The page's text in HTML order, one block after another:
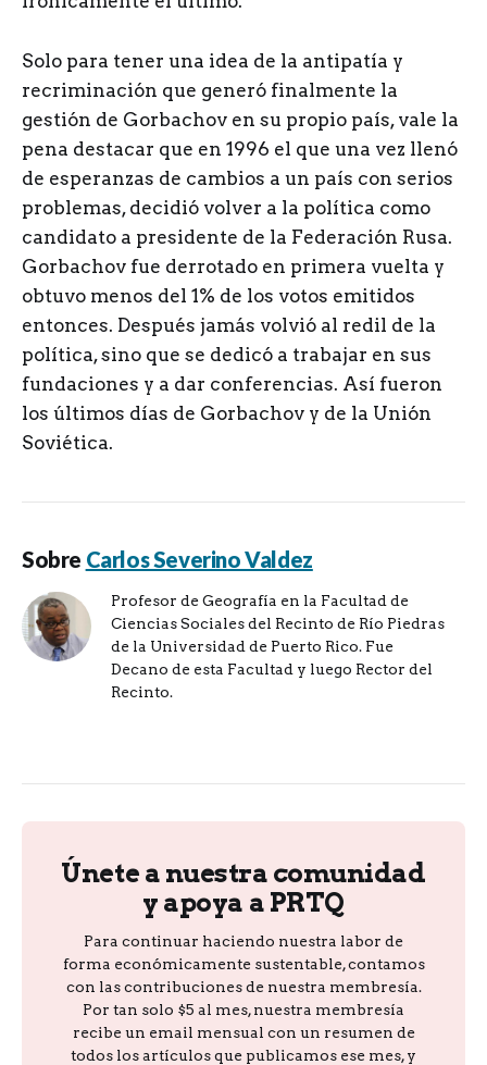
Solo para tener una idea de la antipatía y
recriminación que generó finalmente la
gestión de Gorbachov en su propio país, vale la
pena destacar que en 1996 el que una vez llenó
de esperanzas de cambios a un país con serios
problemas, decidió volver a la política como
candidato a presidente de la Federación Rusa.
Gorbachov fue derrotado en primera vuelta y
obtuvo menos del 1% de los votos emitidos
entonces. Después jamás volvió al redil de la
política, sino que se dedicó a trabajar en sus
fundaciones y a dar conferencias. Así fueron
los últimos días de Gorbachov y de la Unión
Soviética.
Sobre Carlos Severino Valdez
Profesor de Geografía en la Facultad de
Ciencias Sociales del Recinto de Río Piedras
de la Universidad de Puerto Rico. Fue
Decano de esta Facultad y luego Rector del
Recinto.
Únete a nuestra comunidad
y apoya a PRTQ
Para continuar haciendo nuestra labor de
forma económicamente sustentable, contamos
con las contribuciones de nuestra membresía.
Por tan solo $5 al mes, nuestra membresía
recibe un email mensual con un resumen de
todos los artículos que publicamos ese mes, y